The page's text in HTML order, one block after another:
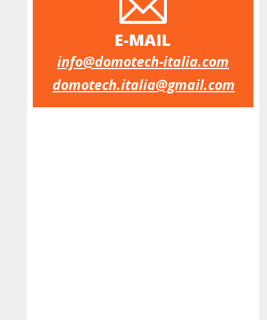
E-MAIL
info@domotech-italia.com
domotech.italia@gmail.com